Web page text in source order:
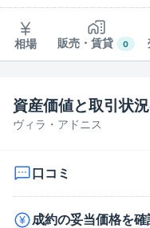
相場 販売・賃貸 0
ヴィラ・アドニス
資産価値と取引状
口コミ
成約の妥当価格を確